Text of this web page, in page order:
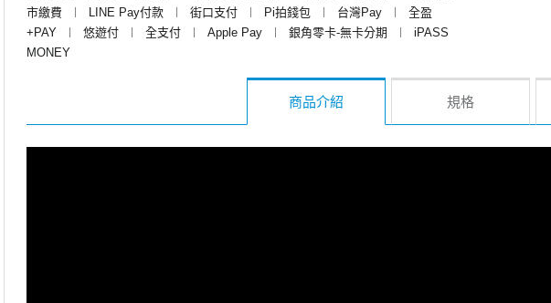
市繳費
︱ LINE Pay付款 ︱ 街口支付 ︱ Pi拍錢包 ︱ 台灣Pay ︱
全盈
+PAY
︱ 悠遊付 ︱ 全支付 ︱ Apple Pay ︱ 銀角零卡-無卡分期 ︱
iPASS
MONEY
商品介紹 規格